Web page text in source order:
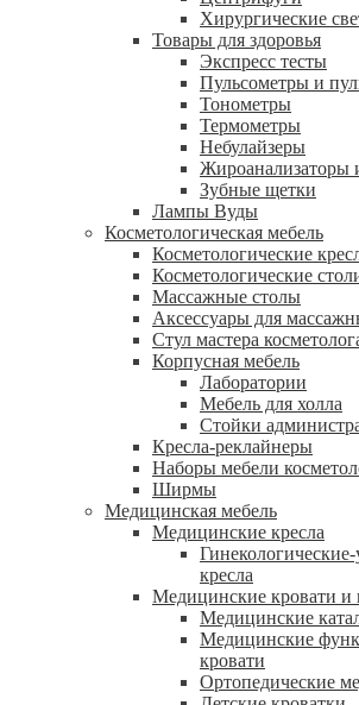
Xирургические
Товары для здоровья
Экспресс тесты
Пульсометры и
Тонометры
Термометры
Небулайзеры
Жироанализаторы
Зубные щетки
Лампы Вуды
Косметологическая мебель
Косметологические
Косметологические
Массажные столы
Аксессуары для
Стул мастера
Корпусная мебель
Лаборатории
Мебель для холла
Стойки
Кресла-реклайнеры
Наборы мебели
Ширмы
Медицинская мебель
Медицинские кресла
кресла
Медицинские кровати и
Медицинские
Медицинские
кровати
Ортопедические